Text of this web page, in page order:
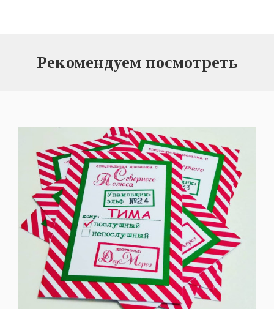
Рекомендуем посмотреть